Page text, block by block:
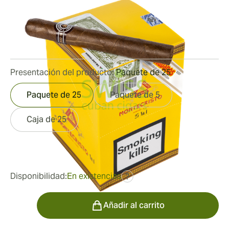
Medidor de anillo:42
Longitud:127 mm / 5 pulgadas
2Reseñas
fue235,46 €
Disponibilidad:En existencias ?
Presentación del producto:Paquete de 25
Paquete de 25 Paquete de 5
Caja de 25
Cantidad
Añadir al carrito